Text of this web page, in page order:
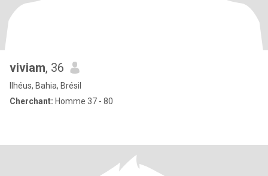
viviam, 36
Ilhéus, Bahia, Brésil
Cherchant: Homme 37 - 80